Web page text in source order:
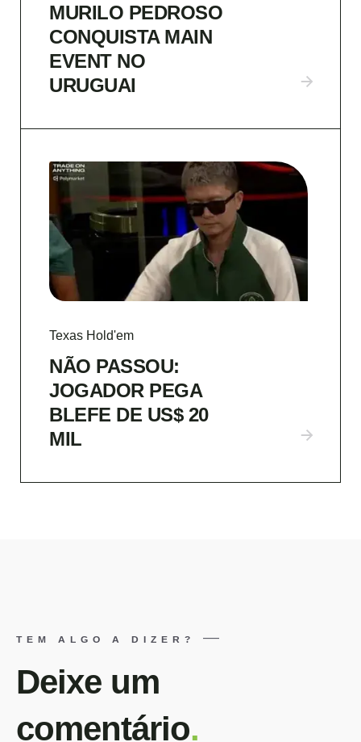
MURILO PEDROSO
CONQUISTA MAIN
EVENT NO
URUGUAI
Texas Hold'em
NÃO PASSOU:
JOGADOR PEGA
BLEFE DE US$ 20
MIL
TEM ALGO A DIZER?
Deixe um
comentário.